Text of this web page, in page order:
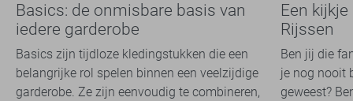
Basics: de onmisbare basis van
iedere garderobe
Basics zijn tijdloze kledingstukken die een
belangrijke rol spelen binnen een veelzijdige
garderobe. Ze zijn eenvoudig te combineren,
Een
Rijssen
Ben jij die
je nog nooit
geweest?